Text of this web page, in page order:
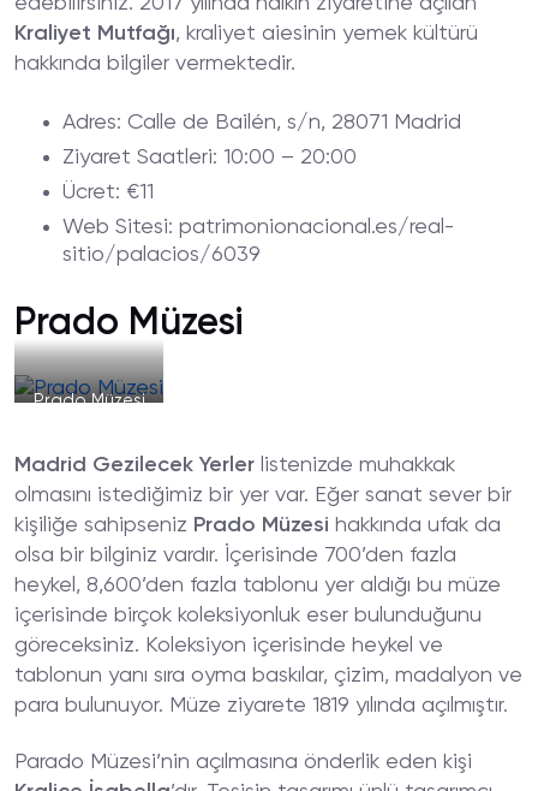
Kraliyet Mutfağı, kraliyet aiesinin yemek kültürü
hakkında bilgiler vermektedir.
Adres: Calle de Bailén, s/n, 28071 Madrid
Ziyaret Saatleri: 10:00 – 20:00
Ücret: €11
Web Sitesi: patrimonionacional.es/real-
sitio/palacios/6039
Prado Müzesi
Prado Müzesi
Madrid Gezilecek Yerler listenizde muhakkak
olmasını istediğimiz bir yer var. Eğer sanat sever bir
kişiliğe sahipseniz Prado Müzesi hakkında ufak da
olsa bir bilginiz vardır. İçerisinde 700’den fazla
heykel, 8,600’den fazla tablonu yer aldığı bu müze
içerisinde birçok koleksiyonluk eser bulunduğunu
göreceksiniz. Koleksiyon içerisinde heykel ve
tablonun yanı sıra oyma baskılar, çizim, madalyon ve
para bulunuyor. Müze ziyarete 1819 yılında açılmıştır.
Parado Müzesi’nin açılmasına önderlik eden kişi